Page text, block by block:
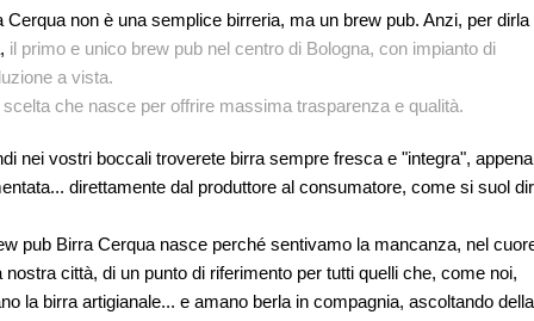
Cerqua non è una semplice birreria, ma un brew pub. Anzi, per dirla
il primo e unico brew pub nel centro di Bologna,con impianto di
a vista.
scelta che nasce per offrire massima trasparenza e qualità.
nei vostri boccali troverete birra sempre fresca e "integra", appena
direttamente dal produttore al consumatore, come si suol
pub Birra Cerqua nasce perché sentivamo la mancanza, nel
nostra città, di un punto di riferimento per tutti quelli che, come noi,
la birra artigianale... e amano berla in compagnia, ascoltando della